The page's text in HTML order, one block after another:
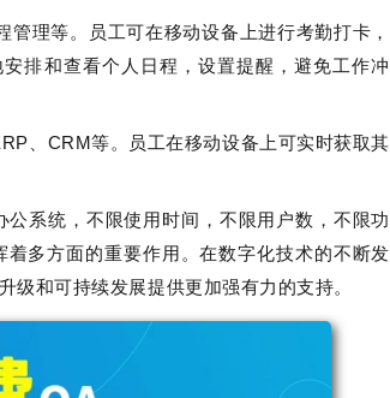
理等。员工可在移动设备上进行考勤打卡，
排和查看个人日程，设置提醒，避免工作冲
、CRM等。员工在移动设备上可实时获取其
公系统，不限使用时间，不限用户数，不限功
多方面的重要作用。在数字化技术的不断发
级和可持续发展提供更加强有力的支持。